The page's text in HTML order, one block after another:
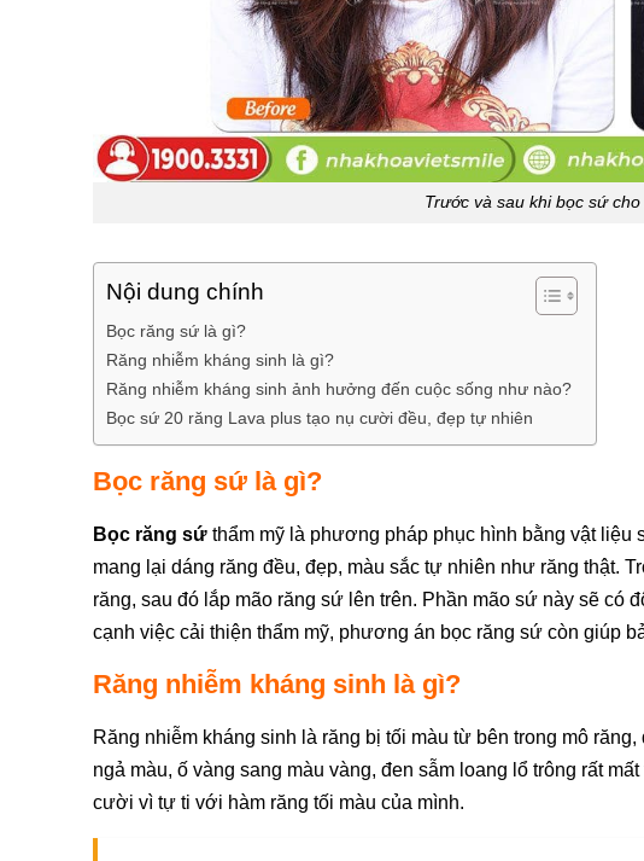
Trước và sau khi bọc sứ
Nội dung chính
Bọc răng sứ là gì?
Răng nhiễm kháng sinh là gì?
Răng nhiễm kháng sinh ảnh hưởng đến cuộc sống như nào?
Bọc sứ 20 răng Lava plus tạo nụ cười đều, đẹp tự nhiên
Bọc răng sứ là gì?
Bọc răng sứ thẩm mỹ là phương pháp phục hình bằng vật
mang lại dáng răng đều, đẹp, màu sắc tự nhiên như răng thật.
răng, sau đó lắp mão răng sứ lên trên. Phần mão sứ này sẽ có
cạnh việc cải thiện thẩm mỹ, phương án bọc răng sứ còn giúp
Răng nhiễm kháng sinh là gì?
Răng nhiễm kháng sinh là răng bị tối màu từ bên trong mô
ngả màu, ố vàng sang màu vàng, đen sẫm loang lổ trông rất
cười vì tự ti với hàm răng tối màu của mình.